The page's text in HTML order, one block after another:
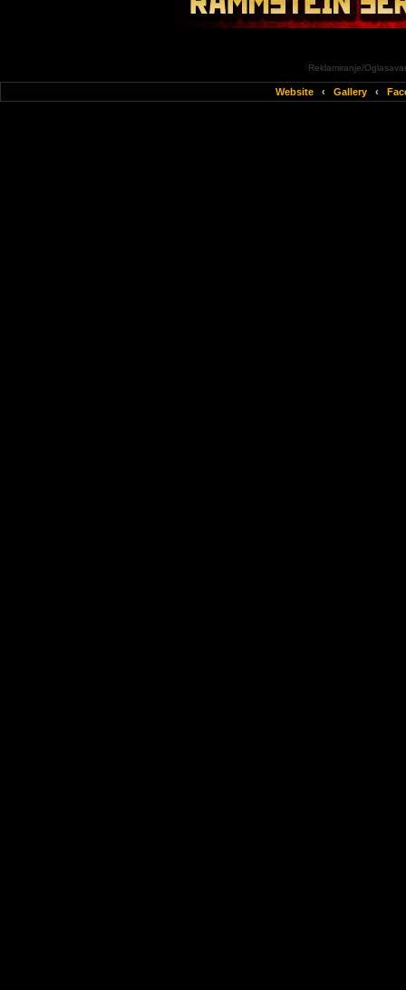
Reklamiranje/
Website ‹ Gallery ‹